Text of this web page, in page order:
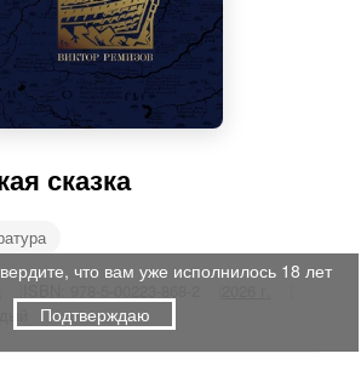
сказка
что вам уже исполнилось 18 лет
Подтверждаю